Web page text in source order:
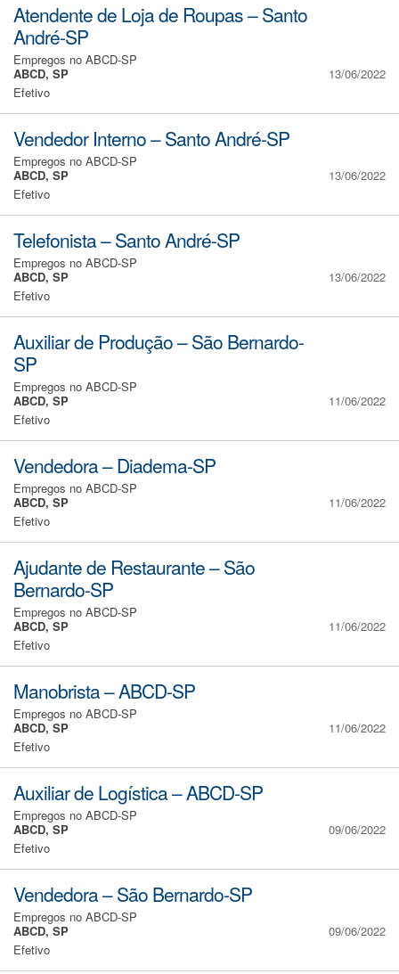
Atendente de Loja de Roupas – Santo
André-SP
Empregos no ABCD-SP
ABCD, SP
Efetivo
13/06/2022
Vendedor Interno – Santo André-SP
Empregos no ABCD-SP
ABCD, SP
Efetivo
13/06/2022
Telefonista – Santo André-SP
Empregos no ABCD-SP
ABCD, SP
Efetivo
13/06/2022
Auxiliar de Produção – São Bernardo-
SP
Empregos no ABCD-SP
ABCD, SP
Efetivo
11/06/2022
Vendedora – Diadema-SP
Empregos no ABCD-SP
ABCD, SP
Efetivo
11/06/2022
Ajudante de Restaurante – São
Bernardo-SP
Empregos no ABCD-SP
ABCD, SP
Efetivo
11/06/2022
Manobrista – ABCD-SP
Empregos no ABCD-SP
ABCD, SP
Efetivo
11/06/2022
Auxiliar de Logística – ABCD-SP
Empregos no ABCD-SP
ABCD, SP
Efetivo
09/06/2022
Vendedora – São Bernardo-SP
Empregos no ABCD-SP
ABCD, SP
Efetivo
09/06/2022